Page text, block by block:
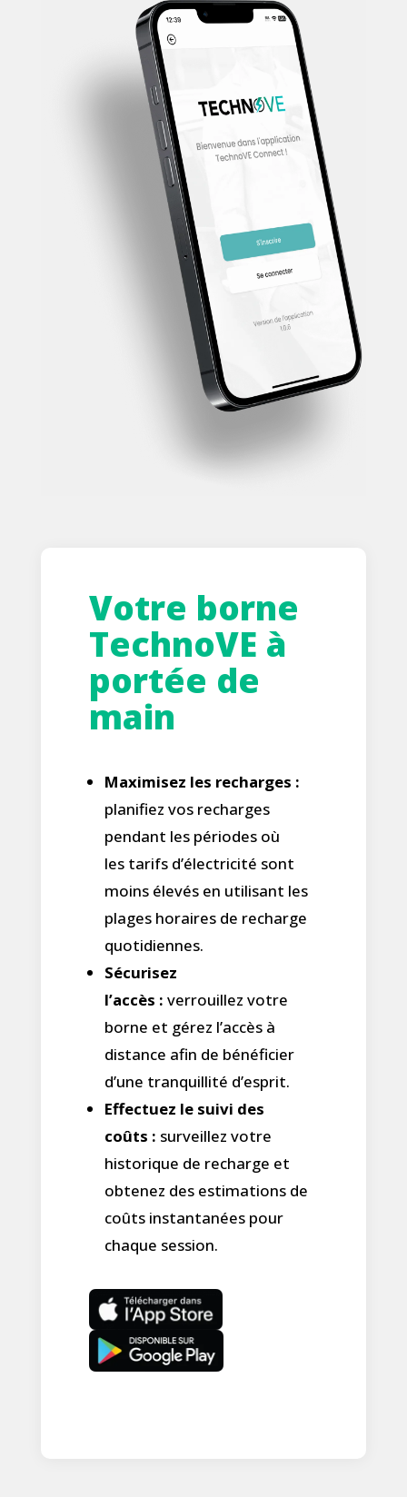
Votre borne
TechnoVE à
portée de
main
Maximisez les recharges :
planifiez vos recharges
pendant les périodes où
les tarifs d’électricité sont
moins élevés en utilisant les
plages horaires de recharge
quotidiennes.
Sécurisez
l’accès : verrouillez votre
borne et gérez l’accès à
distance afin de bénéficier
d’une tranquillité d’esprit.
Effectuez le suivi des
coûts : surveillez votre
historique de recharge et
obtenez des estimations de
coûts instantanées pour
chaque session.